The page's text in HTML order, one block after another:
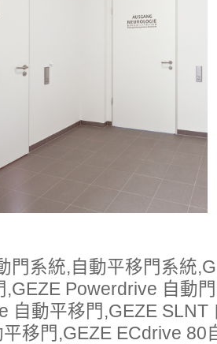
門系統,自動平移門系統
,GEZE Powerdrive 自動
自動平移門,GEZE SLNT
移門,GEZE ECdrive 80